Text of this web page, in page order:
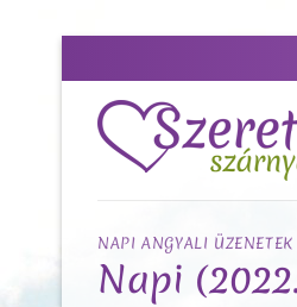
to
content
NAPI ANGYALI ÜZENETEK
Napi